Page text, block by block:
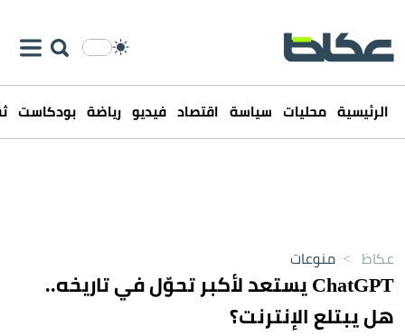
الرئيسية محليات سياسة اقتصاد فيديو رياضة بودكاست
عكاظ > منوعات
ChatGPT يستعد لأكبر تحوّل في تاريخه..
هل يبتلع الإنترنت؟